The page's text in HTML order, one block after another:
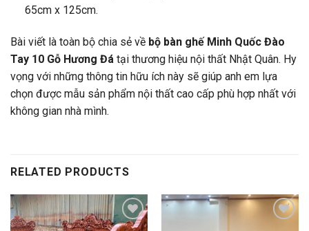
65cm x 125cm.
Bài viết là toàn bộ chia sẻ về bộ bàn ghế Minh Quốc Đào
Tay 10 Gỗ Hương Đá tại thương hiệu nội thất Nhật Quân. Hy
vọng với những thông tin hữu ích này sẽ giúp anh em lựa
chọn được mẫu sản phẩm nội thất cao cấp phù hợp nhất với
không gian nhà mình.
RELATED PRODUCTS